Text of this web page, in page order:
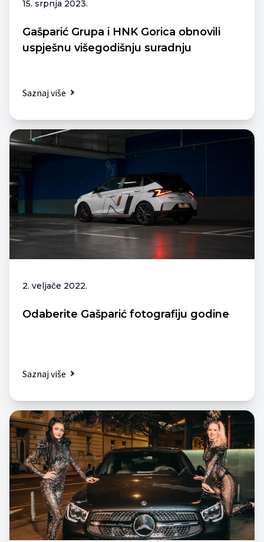
15. srpnja 2023.
Gašparić Grupa i HNK Gorica obnovili
uspješnu višegodišnju suradnju
Saznaj više
2. veljače 2022.
Odaberite Gašparić fotografiju godine
Saznaj više